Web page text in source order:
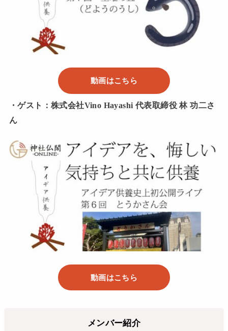
動画はこちら
・ゲスト：株式会社Vino Hayashi 代表取締役 林 功二さ
ん
動画はこちら
メンバー紹介